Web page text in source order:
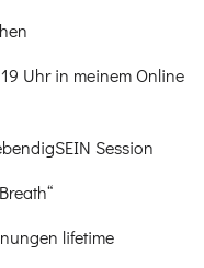
Uhr in meinem Online
Session
lifetime